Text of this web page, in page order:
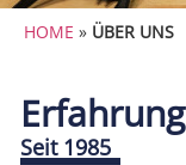
HOME » ÜBER UNS
Erfahrung
Seit 1985